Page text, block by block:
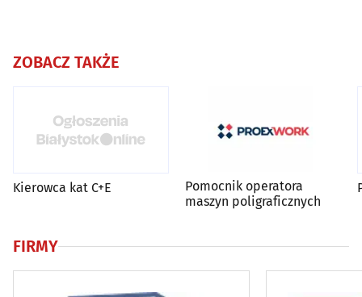
ZOBACZ TAKŻE
Kierowca kat C+E
Pomocnik operatora
maszyn poligraficznych
FIRMY